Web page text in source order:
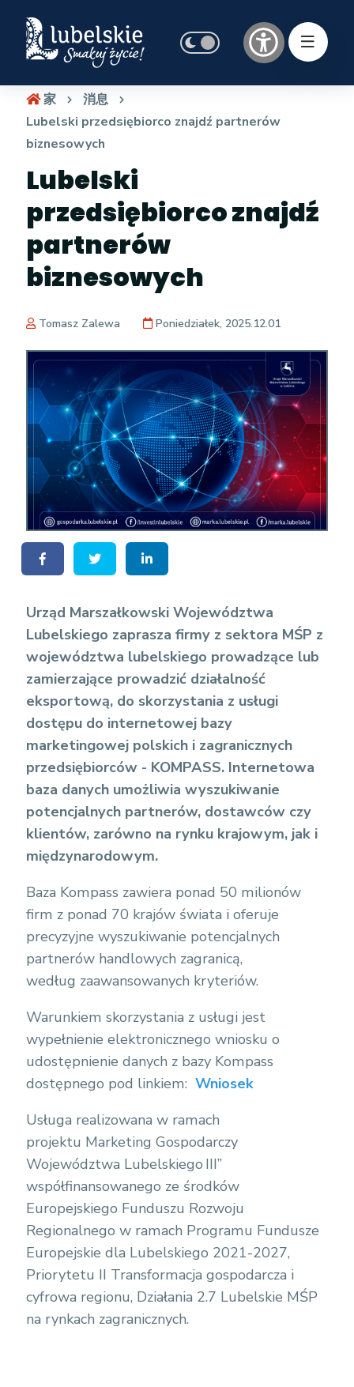
家
消息
Lubelski przedsiębiorco znajdź partnerów
biznesowych
Lubelski
przedsiębiorco znajdź
partnerów
biznesowych
Tomasz Zalewa Poniedziałek, 2025.12.01
Urząd Marszałkowski Województwa
Lubelskiego zaprasza firmy z sektora MŚP z
województwa lubelskiego prowadzące lub
zamierzające prowadzić działalność
eksportową, do skorzystania z usługi
dostępu do internetowej bazy
marketingowej polskich i zagranicznych
przedsiębiorców - KOMPASS. Internetowa
baza danych umożliwia wyszukiwanie
potencjalnych partnerów, dostawców czy
klientów, zarówno na rynku krajowym, jak i
międzynarodowym.
Baza Kompass zawiera ponad 50 milionów
firm z ponad 70 krajów świata i oferuje
precyzyjne wyszukiwanie potencjalnych
partnerów handlowych zagranicą,
według zaawansowanych kryteriów.
Warunkiem skorzystania z usługi jest
wypełnienie elektronicznego wniosku o
udostępnienie danych z bazy Kompass
dostępnego pod linkiem: Wniosek
Usługa realizowana w ramach
projektu Marketing Gospodarczy
Województwa Lubelskiego III”
współfinansowanego ze środków
Europejskiego Funduszu Rozwoju
Regionalnego w ramach Programu Fundusze
Europejskie dla Lubelskiego 2021-2027,
Priorytetu II Transformacja gospodarcza i
cyfrowa regionu, Działania 2.7 Lubelskie MŚP
na rynkach zagranicznych.